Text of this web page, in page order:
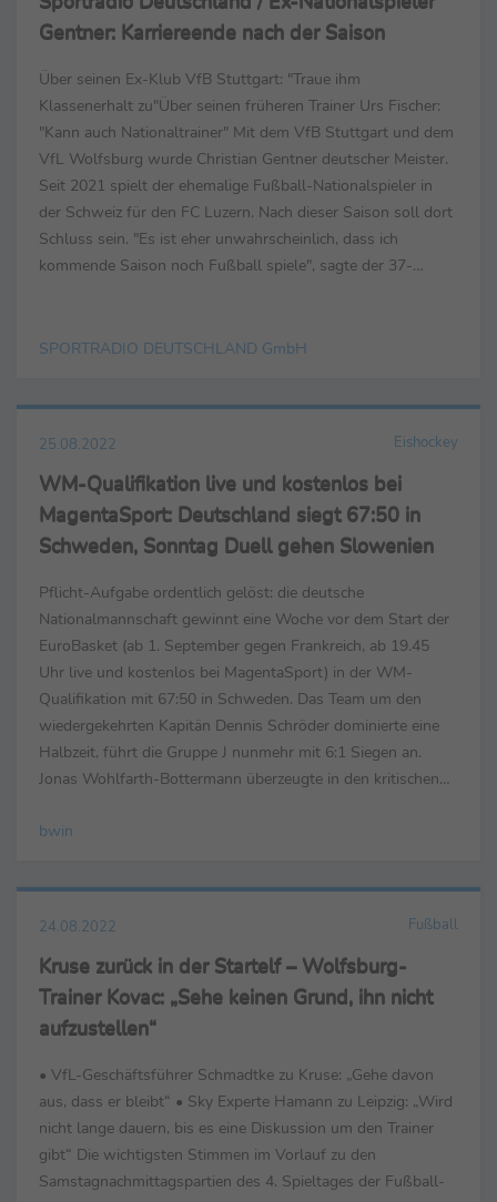
Gentner: Karriereende nach der Saison
Über seinen Ex-Klub VfB Stuttgart: "Traue ihm
Klassenerhalt zu"Über seinen früheren Trainer Urs Fischer:
"Kann auch Nationaltrainer" Mit dem VfB Stuttgart und dem
VfL Wolfsburg wurde Christian Gentner deutscher Meister.
Seit 2021 spielt der ehemalige Fußball-Nationalspieler in
der Schweiz für den FC Luzern. Nach dieser Saison soll dort
Schluss sein. "Es ist eher unwahrscheinlich, dass ich
kommende Saison noch Fußball spiele", sagte der 37-
SPORTRADIO DEUTSCHLAND GmbH
25.08.2022 Eishockey
WM-Qualifikation live und kostenlos bei
MagentaSport: Deutschland siegt 67:50 in
Schweden, Sonntag Duell gehen Slowenien
Pflicht-Aufgabe ordentlich gelöst: die deutsche
Nationalmannschaft gewinnt eine Woche vor dem Start der
EuroBasket (ab 1. September gegen Frankreich, ab 19.45
Uhr live und kostenlos bei MagentaSport) in der WM-
Qualifikation mit 67:50 in Schweden. Das Team um den
wiedergekehrten Kapitän Dennis Schröder dominierte eine
Halbzeit, führt die Gruppe J nunmehr mit 6:1 Siegen an.
Jonas Wohlfarth-Bottermann überzeugte in den kritischen
- das ...
bwin
24.08.2022 Fußball
Kruse zurück in der Startelf – Wolfsburg-
Trainer Kovac: „Sehe keinen Grund, ihn nicht
aufzustellen“
• VfL-Geschäftsführer Schmadtke zu Kruse: „Gehe davon
aus, dass er bleibt“ • Sky Experte Hamann zu Leipzig: „Wird
nicht lange dauern, bis es eine Diskussion um den Trainer
gibt“ Die wichtigsten Stimmen im Vorlauf zu den
Samstagnachmittagspartien des 4. Spieltages der Fußball-